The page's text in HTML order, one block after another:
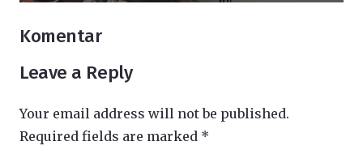
Komentar
Leave a Reply
Your email address will not be published.
Required fields are marked *